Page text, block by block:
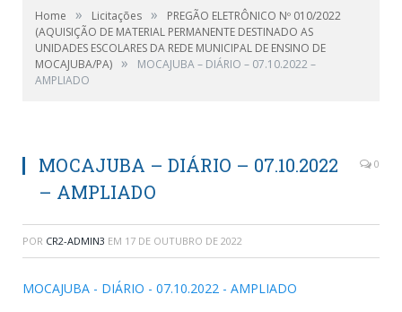
Home » Licitações »
PREGÃO ELETRÔNICO Nº 010/2022
(AQUISIÇÃO DE MATERIAL PERMANENTE DESTINADO AS
UNIDADES ESCOLARES DA REDE MUNICIPAL DE ENSINO DE
MOCAJUBA/PA) »
MOCAJUBA – DIÁRIO – 07.10.2022 –
AMPLIADO
MOCAJUBA – DIÁRIO – 07.10.2022
– AMPLIADO
0
POR CR2-ADMIN3 EM 17 DE OUTUBRO DE 2022
MOCAJUBA - DIÁRIO - 07.10.2022 - AMPLIADO